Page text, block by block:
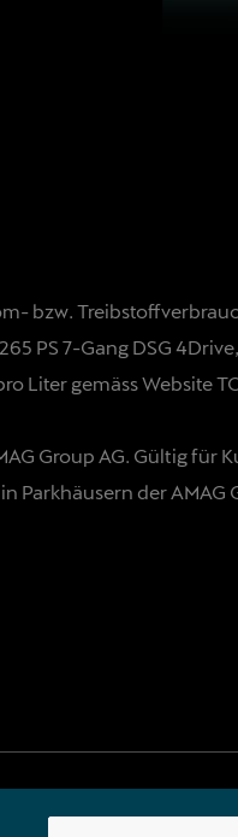
bzw.
265 PS 7-Gang DSG
Liter gemäss Website
Group AG. Gültig
der